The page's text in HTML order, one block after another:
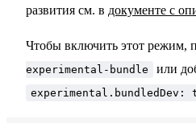
развития см. в документе с
Чтобы включить этот режим,
experimental-bundle
или
experimental.bundledDev: